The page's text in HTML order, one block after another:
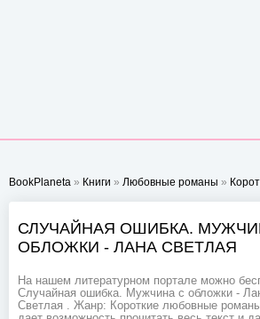
BookPlaneta » Книги » Любовные романы »
СЛУЧАЙНАЯ ОШИБКА.
ОБЛОЖКИ - ЛАНА СВЕТЛАЯ
На нашем литературном портале можно
Случайная ошибка. Мужчина с обложки -
Светлая . Жанр: Короткие любовные